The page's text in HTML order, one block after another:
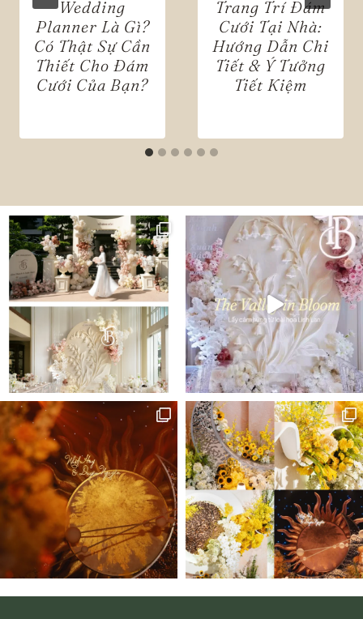
Wedding
Planner Là Gì?
Có Thật Sự Cần
Thiết Cho Đám
Cưới Của Bạn?
Trang Trí Đám
Cưới Tại Nhà:
Hướng Dẫn Chi
Tiết & Ý Tưởng
Tiết Kiệm